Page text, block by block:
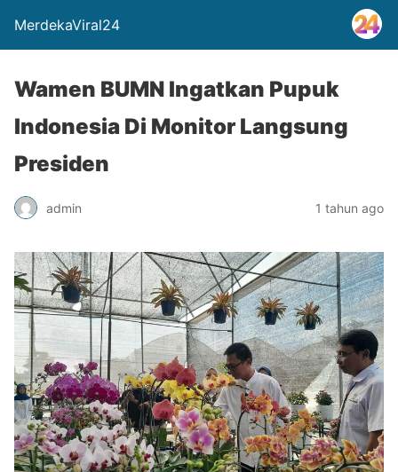
MerdekaViral24
Wamen BUMN Ingatkan Pupuk
Indonesia Di Monitor Langsung
Presiden
admin 1 tahun ago